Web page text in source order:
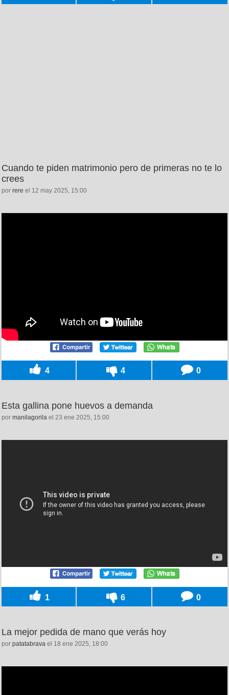
Cuando te piden matrimonio pero de primeras no te lo
crees
por rere el 12 may 2025, 15:00
4 4 0
Esta gallina pone huevos a demanda
por manilagorila el 23 ene 2025, 15:00
1 6 0
La mejor pedida de mano que verás hoy
por patatabrava el 18 ene 2025, 18:00